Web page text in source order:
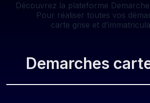
Découvrez la plateforme
Pour réaliser toutes vos
carte grise et
Demarches